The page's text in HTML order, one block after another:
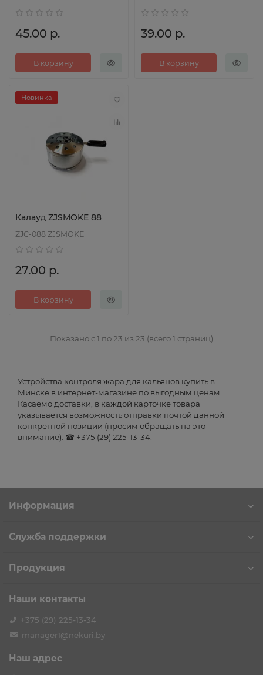
45.00 р.
В корзину
39.00 р.
В корзину
Новинка
Калауд ZJSMOKE 88
ZJC-088 ZJSMOKE
27.00 р.
В корзину
Показано с 1 по 23 из 23 (всего 1 страниц)
Устройства контроля жара для кальянов купить в
Минске в интернет-магазине по выгодным ценам.
Касаемо доставки, в каждой карточке товара
указывается возможность отправки почтой данной
конкретной позиции (просим обращать на это
внимание). ☎ +375 (29) 225-13-34.
Информация
Служба поддержки
Продукция
Наши контакты
+375 (29) 225-13-34
manager1@nekuri.by
Наш адрес